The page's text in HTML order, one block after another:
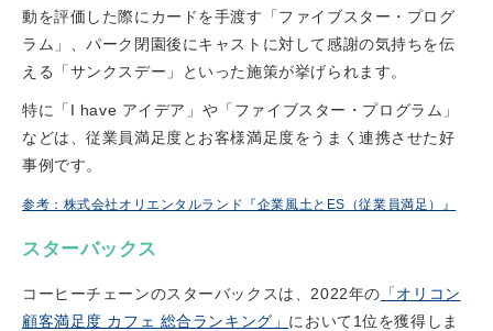
動を評価した際にカードを手渡す「ファイブスター・プログ
ラム」、パーク閉園後にキャストに対して感謝の気持ちを伝
える「サンクスデー」といった施策が挙げられます。
特に「I have アイデア」や「ファイブスター・プログラム」
などは、従業員満足度とお客様満足度をうまく連携させた好
事例です。
参考：株式会社オリエンタルランド『企業風土とES（従業員満足）』
スターバックス
コーヒーチェーンのスターバックスは、2022年の 「オリコン
顧客満足度 カフェ 総合ランキング」 において1位を獲得しま